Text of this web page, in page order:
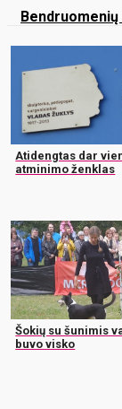
Atidengtas dar
atminimo ženklas
Šokių su šunimis
buvo visko